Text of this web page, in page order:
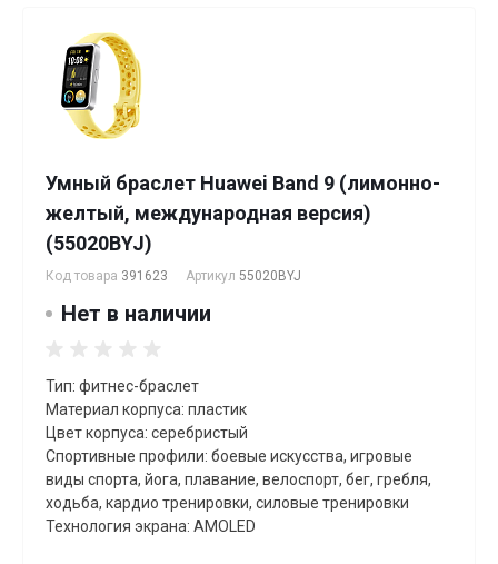
Умный браслет Huawei Band 9 (лимонно-
желтый, международная версия)
(55020BYJ)
Код товара 391623 Артикул 55020BYJ
Нет в наличии
Тип: фитнес-браслет
Материал корпуса: пластик
Цвет корпуса: серебристый
Спортивные профили: боевые искусства, игровые
виды спорта, йога, плавание, велоспорт, бег, гребля,
xодьба, кардио тренировки, силовые тренировки
Технология экрана: AMOLED